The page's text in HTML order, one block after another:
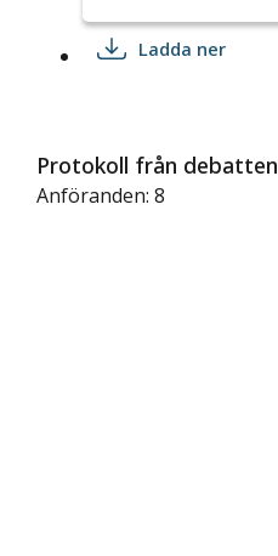
Ladda ner
Protokoll från debatten
Anföranden: 8